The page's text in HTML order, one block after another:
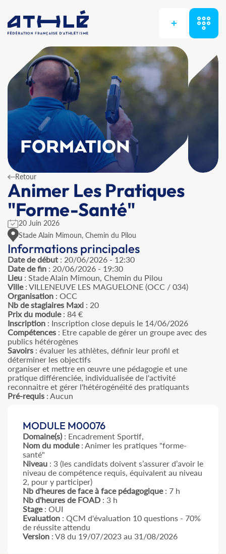
+
FORMATION
Retour
Animer Les Pratiques
"Forme-Santé"
20 Juin 2026
Stade Alain Mimoun, Chemin du Pilou
Informations principales
Date de début : 20/06/2026 - 12:30
Date de fin : 20/06/2026 - 19:30
Lieu : Stade Alain Mimoun, Chemin du Pilou
Ville: VILLENEUVE LES MAGUELONE (OCC / 034)
Organisation : OCC
Nb de stagiaires Maxi : 20
Prix du module: 84 €
Inscription : Inscription close depuis le 14/06/2026
Compétences : Etre capable de gérer un groupe avec des
publics hétérogènes
Savoirs : évaluer les athlètes, définir leur profil et
déterminer les objectifs
organiser et mettre en œuvre une pédagogie et une
pratique différenciée, individualisée de l'activité
reconnaitre et gérer l'hétérogénéité des pratiquants
Pré-requis : Aucun
MODULE M00076
Domaine(s): Encadrement Sportif,
Nom du module: Animer les pratiques "forme-
santé"
Niveau : 3 (les candidats doivent s’assurer d’avoir le
niveau de compétence requis, équivalent au niveau
2, pour y participer)
Nb d'heures de face à face pédagogique: 7 h
Nb d'heures de FOAD : 3 h
Stage: OUI
Evaluation : QCM d'évaluation 10 questions - 70%
de réussite attendu
Version : V8 du 19/07/2023 au 31/08/2026